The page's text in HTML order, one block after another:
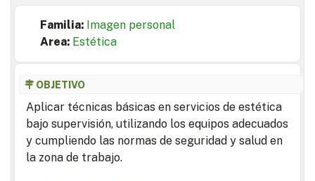
Familia: Imagen personal
Area: Estética
OBJETIVO
Aplicar técnicas básicas en servicios de estética
bajo supervisión, utilizando los equipos adecuados
y cumpliendo las normas de seguridad y salud en
la zona de trabajo.